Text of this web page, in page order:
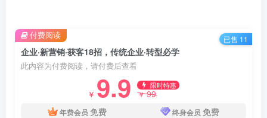
企业·新营销·获客18招，传统企业·转型必学
此内容为付费阅读，请付费后查看
￥ 9.9 限时特惠
￥99
年费会员 免费 终身会员 免费
付费阅读 已售 11